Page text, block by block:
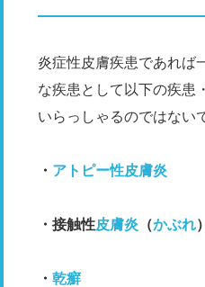
炎症性皮膚疾患であれば
な疾患として以下の疾患
いらっしゃるのではない
・ アトピー性皮膚炎
・接触性皮膚炎 （かぶれ）
・ 乾癬